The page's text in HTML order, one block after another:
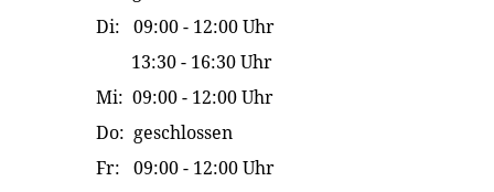
Di: 09:00 - 12:00 Uhr
13:30 - 16:30 Uhr
Mi: 09:00 - 12:00 Uhr
Do: geschlossen
Fr: 09:00 - 12:00 Uhr